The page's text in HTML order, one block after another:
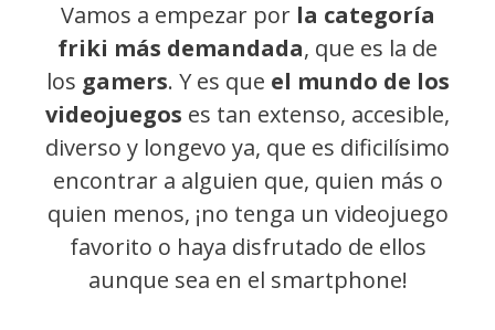
Vamos a empezar porla categoría
friki más demandada, que es la de
los gamers. Y es que el mundo de los
videojuegos es tan extenso, accesible,
diverso y longevo ya, que es dificilísimo
encontrar a alguien que, quien más o
quien menos, ¡no tenga un videojuego
favorito o haya disfrutado de ellos
aunque sea en el smartphone!